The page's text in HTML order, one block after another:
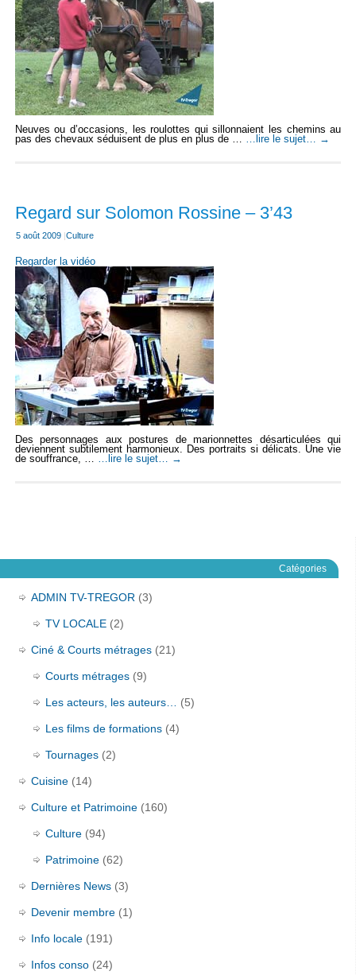
Neuves ou d’occasions, les roulottes qui sillonnaient les chemins au
pas des chevaux séduisent de plus en plus de …
…lire le sujet… →
Regard sur Solomon Rossine – 3’43
5 août 2009 Culture
Regarder la vidéo
Des personnages aux postures de marionnettes désarticulées qui
deviennent subtilement harmonieux. Des portraits si délicats. Une vie
de souffrance, … …lire le sujet… →
Catégories
ADMIN TV-TREGOR (3)
TV LOCALE (2)
Ciné & Courts métrages (21)
Courts métrages (9)
Les acteurs, les auteurs… (5)
Les films de formations (4)
Tournages (2)
Cuisine (14)
Culture et Patrimoine (160)
Culture (94)
Patrimoine (62)
Dernières News (3)
Devenir membre (1)
Info locale (191)
Infos conso (24)